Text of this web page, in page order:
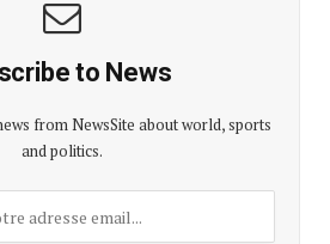
to News
from NewsSite about world, sports
and politics.